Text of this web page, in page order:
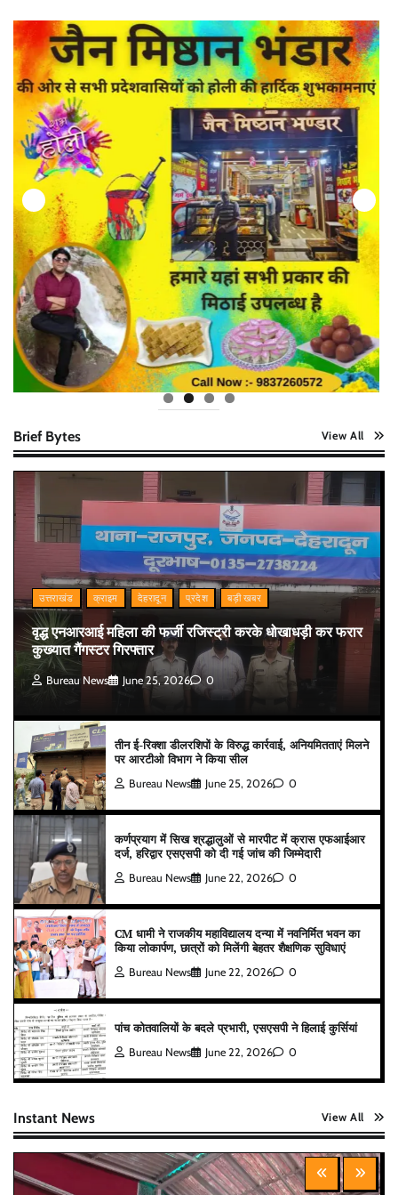
Brief Bytes View All
उत्तराखंड क्राइम देहरादून प्रदेश बड़ी खबर
वृद्ध एनआरआई महिला की फर्जी रजिस्ट्री करके धोखाधड़ी कर फरार
कुख्यात गैंगस्टर गिरफ्तार
Bureau News June 25, 2026 0
तीन ई-रिक्शा डीलरशिपों के विरुद्ध कार्रवाई, अनियमितताएं मिलने
पर आरटीओ विभाग ने किया सील
Bureau News June 25, 2026 0
कर्णप्रयाग में सिख श्रद्धालुओं से मारपीट में क्रास एफआईआर
दर्ज, हरिद्वार एसएसपी को दी गई जांच की जिम्मेदारी
Bureau News June 22, 2026 0
CM धामी ने राजकीय महाविद्यालय दन्या में नवनिर्मित भवन का
किया लोकार्पण, छात्रों को मिलेंगी बेहतर शैक्षणिक सुविधाएं
Bureau News June 22, 2026 0
पांच कोतवालियों के बदले प्रभारी, एसएसपी ने हिलाई कुर्सियां
Bureau News June 22, 2026 0
Instant News View All